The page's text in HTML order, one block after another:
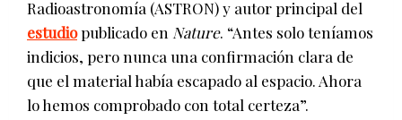
Radioastronomía (ASTRON) y autor principal del
estudiopublicado en Nature. “Antes solo teníamos
indicios, pero nunca una confirmación clara de
que el material había escapado al espacio. Ahora
lo hemos comprobado con total certeza”.